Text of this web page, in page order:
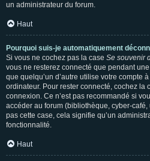
un administrateur du forum.
Haut
Pourquoi suis-je automatiquement
Si vous ne cochez pas la case Se souvenir
vous ne resterez connecté que pendant
que quelqu’un d’autre utilise votre compte
ordinateur. Pour rester connecté, cochez la
connexion. Ce n’est pas recommandé si
accéder au forum (bibliothèque, cyber-
pas cette case, cela signifie qu’un
fonctionnalité.
Haut